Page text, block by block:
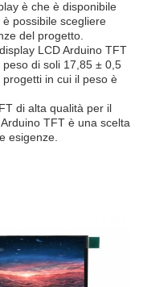
è che è disponibile
possibile scegliere
del progetto.
LCD Arduino TFT
di soli 17,85 ± 0,5
in cui il peso è
di alta qualità per il
TFT è una scelta
esigenze.